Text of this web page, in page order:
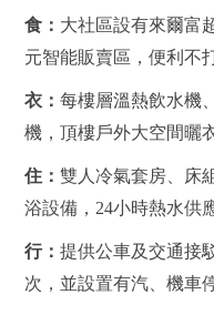
食： 大社區設有來爾富
元智能販賣區，便利不
衣： 每樓層溫熱飲水機
機，頂樓戶外大空間曬
住： 雙人冷氣套房、床
浴設備，24小時熱水供
行： 提供公車及交通接
次，並設置有汽、機車